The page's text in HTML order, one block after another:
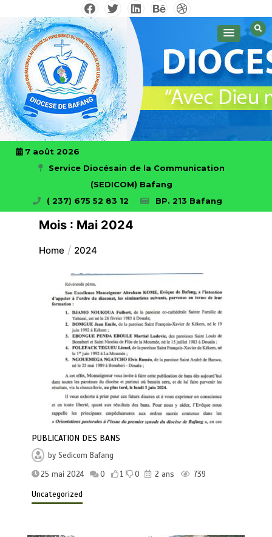
contentDiocese de Bafang!
Avec Dieu nous ferons des prouesses
7 août 2026
Service Diocésain de la Communication
(SEDICOM) Bafang
( 237) 675 52 83 12
BP. 213 Bafang
Mois : Mai 2024
Home 2024
PUBLICATION DES BANS
bySedicom Bafang
25 mai 2024
0 1 0 2 ans 739
Uncategorized